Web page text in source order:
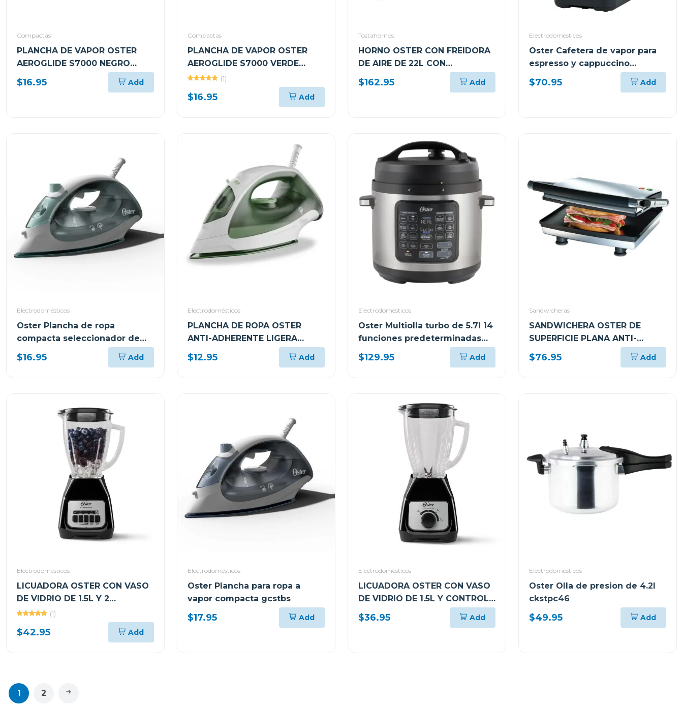
Compactas
PLANCHA DE VAPOR OSTER
AEROGLIDE S7000 NEGRO
GCSTAC7002
$16.95 Add
Compactas
PLANCHA DE VAPOR OSTER
AEROGLIDE S7000 VERDE
GCSTAC7001
(1)
$16.95 Add
Tostahornos
HORNO OSTER CON FREIDORA
DE AIRE DE 22L CON
RECUBRIMIENTO
ANTIADHERENTE NEGRO
$162.95 Add
Electrodomésticos
Oster Cafetera de vapor para
espresso y cappuccino
capacidad de 2 tazas
stem3300
$70.95 Add
Electrodomésticos
Oster Plancha de ropa
compacta seleccionador de
tela 5002
$16.95 Add
Electrodomésticos
PLANCHA DE ROPA OSTER
ANTI-ADHERENTE LIGERA
GCSTBS380
$12.95 Add
Electrodomésticos
Oster Multiolla turbo de 5.7l 14
funciones predeterminadas
ckstpcect57
$129.95 Add
Sandwicheras
SANDWICHERA OSTER DE
SUPERFICIE PLANA ANTI-
ADHERENTE CKSTSM3884
$76.95 Add
Electrodomésticos
LICUADORA OSTER CON VASO
DE VIDRIO DE 1.5L Y 2
VELOCIDADES BLSTKAGBPB
(1)
$42.95 Add
Electrodomésticos
Oster Plancha para ropa a
vapor compacta gcstbs
$17.95 Add
Electrodomésticos
LICUADORA OSTER CON VASO
DE VIDRIO DE 1.5L Y CONTROL
DE PERILLA BLSTKAGBRD
$36.95 Add
Electrodomésticos
Oster Olla de presion de 4.2l
ckstpc46
$49.95 Add
1 2